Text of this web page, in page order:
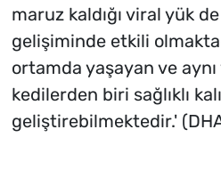
maruz kaldığı viral yük
gelişiminde etkili
ortamda yaşayan ve
kedilerden biri sağlıklı
geliştirebilmektedir.'